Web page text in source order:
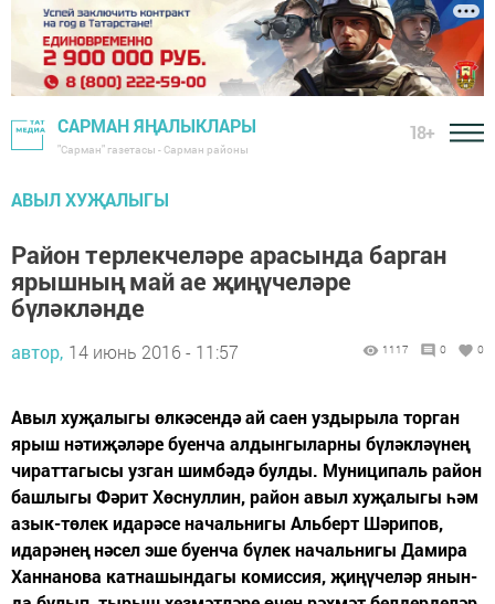
САРМАН ЯҢАЛЫКЛАРЫ
"Сарман" газетасы - Сарман районы
18+
АВЫЛ ХУҖАЛЫГЫ
Район терлекчеләре арасында барган
ярышның май ае җиңүчеләре
бүләкләнде
автор, 14 июнь 2016 - 11:57 1117 0 0
Авыл ху­җа­лы­гы өл­кә­сен­дә ай са­ен уз­ды­ры­ла тор­ган
ярыш нә­ти­җә­лә­ре бу­ен­ча ал­дын­гы­лар­ны бү­ләк­ләү­нең
чи­рат­та­гы­сы уз­ган шим­бә­дә бул­ды. Му­ни­ци­паль ра­йон
баш­лы­гы Фә­рит Хөс­нул­лин, ра­йон авыл ху­җа­лы­гы һәм
азык-тө­лек ида­рә­се на­чаль­ни­гы Аль­берт Шә­ри­пов,
ида­рә­нең нә­сел эше бу­ен­ча бү­лек на­чаль­ни­гы Да­ми­ра
Хан­на­но­ва кат­на­шын­да­гы ко­мис­сия, җи­ңү­че­ләр янын­